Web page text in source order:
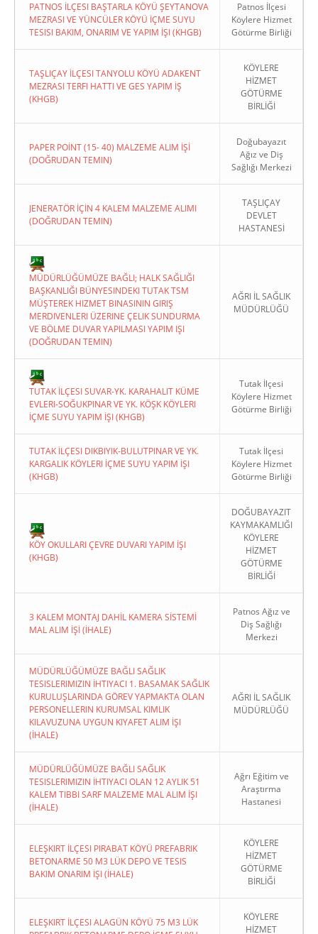
PATNOS İLÇESI BAŞTARLA KÖYÜ ŞEYTANOVA
MEZRASI VE YÜNCÜLER KÖYÜ İÇME SUYU
TESISI BAKIM, ONARIM VE YAPIM İŞI (KHGB)
Patnos İlçesi
Köylere Hizmet
Götürme Birliği
TAŞLIÇAY İLÇESI TANYOLU KÖYÜ ADAKENT
MEZRASI TERFI HATTI VE GES YAPIM İŞ
(KHGB)
KÖYLERE
HİZMET
GÖTÜRME
BİRLİĞİ
PAPER POİNT (15- 40) MALZEME ALIM İŞİ
(DOĞRUDAN TEMIN)
Doğubayazıt
Ağız ve Diş
Sağlığı Merkezi
JENERATÖR İÇİN 4 KALEM MALZEME ALIMI
(DOĞRUDAN TEMIN)
TAŞLIÇAY
DEVLET
HASTANESİ
MÜDÜRLÜĞÜMÜZE BAĞLI; HALK SAĞLIĞI
BAŞKANLIĞI BÜNYESINDEKI TUTAK TSM
MÜŞTEREK HIZMET BINASININ GIRIŞ
MERDIVENLERI ÜZERINE ÇELIK SUNDURMA
VE BÖLME DUVAR YAPILMASI YAPIM IŞI
(DOĞRUDAN TEMIN)
AĞRI İL SAĞLIK
MÜDÜRLÜĞÜ
TUTAK İLÇESI SUVAR-YK. KARAHALIT KÜME
EVLERI-SOĞUKPINAR VE YK. KÖŞK KÖYLERI
İÇME SUYU YAPIM İŞI (KHGB)
Tutak İlçesi
Köylere Hizmet
Götürme Birliği
TUTAK İLÇESI DIKBIYIK-BULUTPINAR VE YK.
KARGALIK KÖYLERI İÇME SUYU YAPIM İŞI
(KHGB)
Tutak İlçesi
Köylere Hizmet
Götürme Birliği
KÖY OKULLARI ÇEVRE DUVARI YAPIM İŞI
(KHGB)
DOĞUBAYAZIT
KAYMAKAMLIĞI
KÖYLERE
HİZMET
GÖTÜRME
BİRLİĞİ
3 KALEM MONTAJ DAHİL KAMERA SİSTEMİ
MAL ALIM İŞİ (İHALE)
Patnos Ağız ve
Diş Sağlığı
Merkezi
MÜDÜRLÜĞÜMÜZE BAĞLI SAĞLIK
TESISLERIMIZIN İHTIYACI 1. BASAMAK SAĞLIK
KURULUŞLARINDA GÖREV YAPMAKTA OLAN
PERSONELLERIN KURUMSAL KIMLIK
KILAVUZUNA UYGUN KIYAFET ALIM İŞI
(İHALE)
AĞRI İL SAĞLIK
MÜDÜRLÜĞÜ
MÜDÜRLÜĞÜMÜZE BAĞLI SAĞLIK
TESISLERIMIZIN İHTIYACI OLAN 12 AYLIK 51
KALEM TIBBI SARF MALZEME MAL ALIM İŞI
(İHALE)
Ağrı Eğitim ve
Araştırma
Hastanesi
ELEŞKIRT İLÇESI PIRABAT KÖYÜ PREFABRIK
BETONARME 50 M3 LÜK DEPO VE TESIS
BAKIM ONARIM İŞI (İHALE)
KÖYLERE
HİZMET
GÖTÜRME
BİRLİĞİ
ELEŞKIRT İLÇESI ALAGÜN KÖYÜ 75 M3 LÜK
KÖYLERE
HİZMET